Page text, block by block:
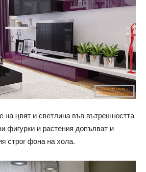
на цвят и светлина във вътрешността
фигурки и растения допълват и
строг фона на хола.